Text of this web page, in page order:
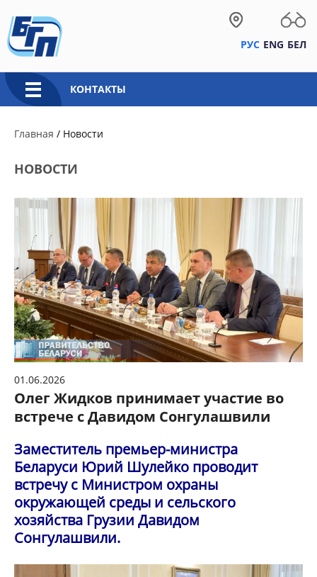
РУС ENG БЕЛ
КОНТАКТЫ
Главная / Новости
НОВОСТИ
01.06.2026
Олег Жидков принимает участие во
встрече с Давидом Сонгулашвили
Заместитель премьер-министра
Беларуси Юрий Шулейко проводит
встречу с Министром охраны
окружающей среды и сельского
хозяйства Грузии Давидом
Сонгулашвили.